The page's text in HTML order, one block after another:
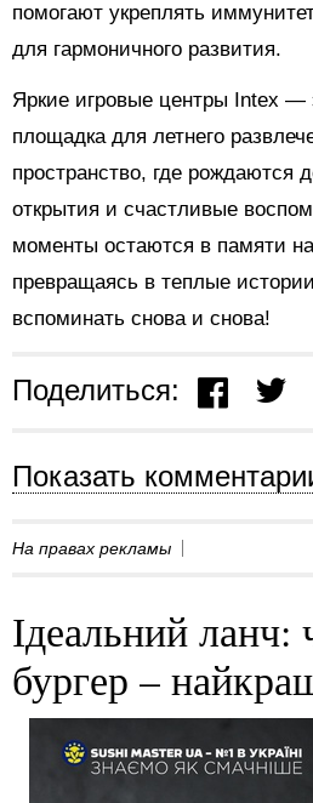
помогают укреплять
для гармоничного развития.
Яркие игровые центры Intex —
площадка для летнего
пространство, где рождаются
открытия и счастливые
моменты остаются в памяти
превращаясь в теплые
вспоминать снова и снова!
Поделиться:
Показать
На правах рекламы
Ідеальний
бургер –